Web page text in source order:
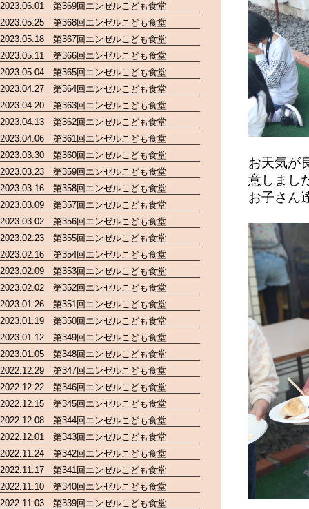
お天気が
意しまし
お子さん
2023.06.01 第369回エンゼルこども食堂
2023.05.25 第368回エンゼルこども食堂
2023.05.18 第367回エンゼルこども食堂
2023.05.11 第366回エンゼルこども食堂
2023.05.04 第365回エンゼルこども食堂
2023.04.27 第364回エンゼルこども食堂
2023.04.20 第363回エンゼルこども食堂
2023.04.13 第362回エンゼルこども食堂
2023.04.06 第361回エンゼルこども食堂
2023.03.30 第360回エンゼルこども食堂
2023.03.23 第359回エンゼルこども食堂
2023.03.16 第358回エンゼルこども食堂
2023.03.09 第357回エンゼルこども食堂
2023.03.02 第356回エンゼルこども食堂
2023.02.23 第355回エンゼルこども食堂
2023.02.16 第354回エンゼルこども食堂
2023.02.09 第353回エンゼルこども食堂
2023.02.02 第352回エンゼルこども食堂
2023.01.26 第351回エンゼルこども食堂
2023.01.19 第350回エンゼルこども食堂
2023.01.12 第349回エンゼルこども食堂
2023.01.05 第348回エンゼルこども食堂
2022.12.29 第347回エンゼルこども食堂
2022.12.22 第346回エンゼルこども食堂
2022.12.15 第345回エンゼルこども食堂
2022.12.08 第344回エンゼルこども食堂
2022.12.01 第343回エンゼルこども食堂
2022.11.24 第342回エンゼルこども食堂
2022.11.17 第341回エンゼルこども食堂
2022.11.10 第340回エンゼルこども食堂
2022.11.03 第339回エンゼルこども食堂